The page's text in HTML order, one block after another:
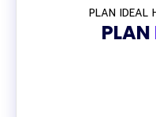
PLAN IDEAL
PLAN